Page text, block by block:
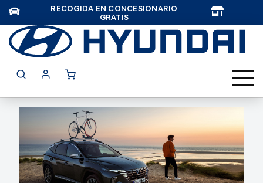
RECOGIDA EN CONCESIONARIO
GRATIS